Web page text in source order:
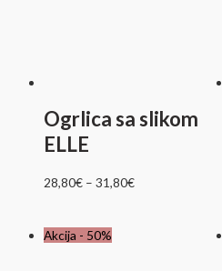
Ogrlica sa slikom
ELLE
28,80€ – 31,80€
Akcija - 50%
Izvorna